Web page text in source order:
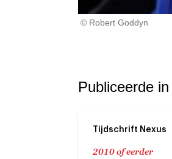
© Robert Goddyn
Publiceerde in
Tijdschrift Nexus
2010 of eerder